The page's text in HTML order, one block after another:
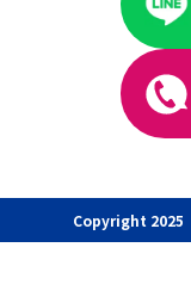
Copyright 2025